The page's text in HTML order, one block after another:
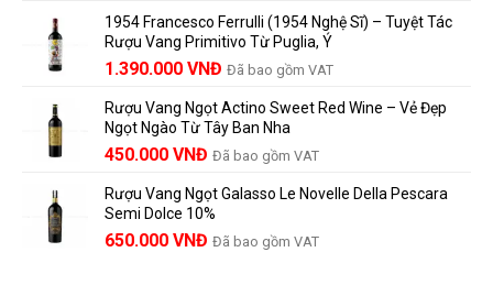
vang
nên
biết
Thành
là:
495.000 VNĐ.
tại
là:
450.000 VNĐ.
1954 Francesco Ferrulli (1954 Nghệ Sĩ) – Tuyệt Tác
Rượu Vang Primitivo Từ Puglia, Ý
Giá
là:
1.529.000 VNĐ.
1.390.000 VNĐ Giá
tại
là:
1.390.000 VNĐ.
Đã bao gồm VAT
Rượu Vang Ngọt Actino Sweet Red Wine – Vẻ Đẹp
Ngọt Ngào Từ Tây Ban Nha
450.000 VNĐ Đã bao gồm VAT
Rượu Vang Ngọt Galasso Le Novelle Della Pescara
Semi Dolce 10%
650.000 VNĐ Đã bao gồm VAT